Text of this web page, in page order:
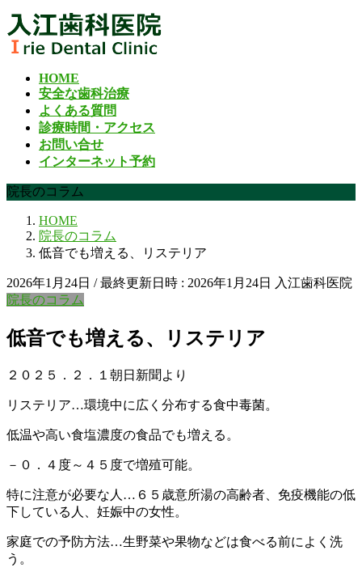
コ
ン
テ
ナ
ビ
ゲ
HOME
安全な歯科治療
よくある質問
診療時間・アクセス
お問い合せ
インターネット予約
院長のコラム
HOME
院長のコラム
低音でも増える、リステリア
2026年1月24日 / 最終更新日時 : 2026年1月24日
入江歯科医院
院長のコラム
低音でも増える、リステリア
２０２５．２．１朝日新聞より
リステリア…環境中に広く分布する食中毒菌。
低温や高い食塩濃度の食品でも増える。
－０．４度～４５度で増殖可能。
特に注意が必要な人…６５歳意所湯の高齢者、免疫機能の低
下している人、妊娠中の女性。
家庭での予防方法…生野菜や果物などは食べる前によく洗
う。